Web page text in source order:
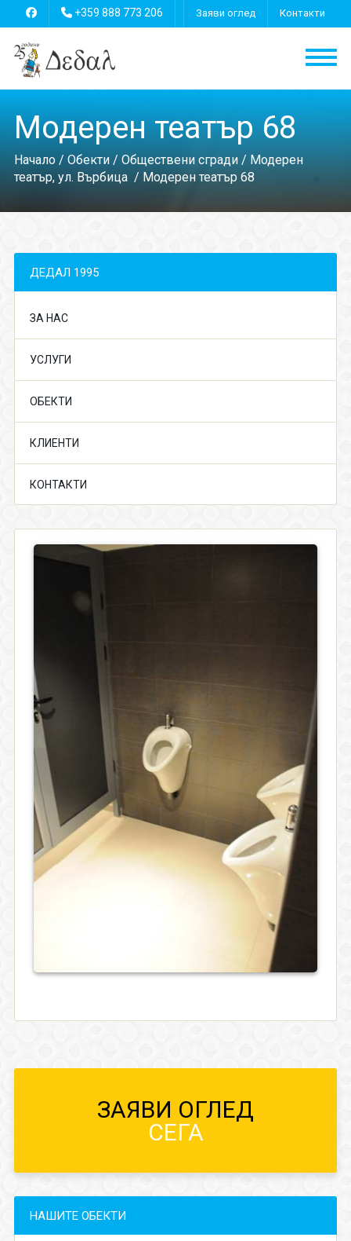
+359 888 773 206 Заяви оглед Контакти
Модерен театър 68
Начало/ Обекти/ Обществени сгради/ Модерен
театър, ул. Върбица / Модерен театър 68
ДЕДАЛ 1995
ЗА НАС
УСЛУГИ
ОБЕКТИ
КЛИЕНТИ
КОНТАКТИ
ЗАЯВИ ОГЛЕД
СЕГА
НАШИТЕ ОБЕКТИ